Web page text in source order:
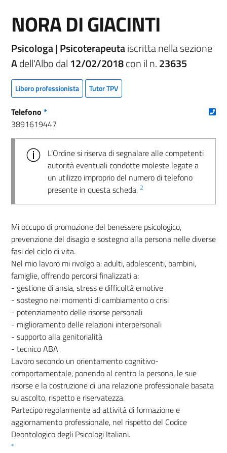
NORA DI GIACINTI
Psicologa | Psicoterapeutaiscritta nella sezione
Adell'Albo dal 12/02/2018con il n.23635
Libero professionista Tutor TPV
Telefono *
3891619447
L’Ordine si riserva di segnalare alle competenti
autorità eventuali condotte moleste legate a
un utilizzo improprio del numero di telefono
presente in questa scheda. 2
Mi occupo di promozione del benessere psicologico,
prevenzione del disagio e sostegno alla persona nelle diverse
fasi del ciclo di vita.
Nel mio lavoro mi rivolgo a: adulti, adolescenti, bambini,
famiglie, offrendo percorsi finalizzati a:
- gestione di ansia, stress e difficoltà emotive
- sostegno nei momenti di cambiamento o crisi
- potenziamento delle risorse personali
- miglioramento delle relazioni interpersonali
- supporto alla genitorialità
- tecnico ABA
Lavoro secondo un orientamento cognitivo-
comportamentale, ponendo al centro la persona, le sue
risorse e la costruzione di una relazione professionale basata
su ascolto, rispetto e riservatezza.
Partecipo regolarmente ad attività di formazione e
aggiornamento professionale, nel rispetto del Codice
Deontologico degli Psicologi Italiani.
*